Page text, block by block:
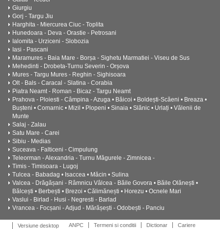
Giurgiu
Gorj - Targu Jiu
Harghita - Miercurea Ciuc - Toplita
Hunedoara - Deva - Orastie - Petrosani
Ialomita - Urziceni - Slobozia
Iasi - Pascani
Maramures - Baia Mare - Borșa - Sighetu Marmatiei - Viseu de Sus
Mehedinti - Drobeta-Turnu Severin - Orșova
Mures - Targu Mures - Reghin - Sighisoara
Olt - Bals - Caracal - Slatina - Corabia
Piatra Neamt - Roman - Bicaz - Targu Neamt
Prahova - Ploiesti - Câmpina - Azuga • Băicoi • Boldești-Scăeni • Breaza •
Bușteni • Comarnic • Mizil • Plopeni • Sinaia • Slănic • Urlați • Vălenii de
Munte
Salaj - Zalau
Satu Mare - Carei
Sibiu - Medias
Suceava - Falticeni - Cimpulung
Teleorman - Alexandria - Turnu Măgurele - Zimnicea -
Timis - Timisoara - Lugoj
Tulcea - Babadag • Isaccea • Măcin • Sulina
Valcea - Drăgășani - Râmnicu Vâlcea - Băile Govora • Băile Olănești •
Bălcești • Berbești • Brezoi • Călimănești • Horezu • Ocnele Mari
Vaslui - Birlad - Husi - Negresti - Barlad
Vrancea - Focșani - Adjud - Mărășești - Odobești - Panciu
Versiune desktop ANPC Termeni si conditii Dictionar
Cariere